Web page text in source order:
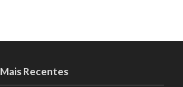
Mais Recentes